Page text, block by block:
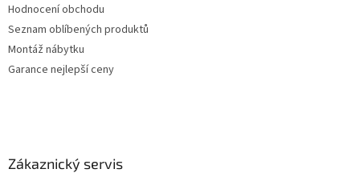
Hodnocení obchodu
Seznam oblíbených produktů
Montáž nábytku
Garance nejlepší ceny
Zákaznický servis